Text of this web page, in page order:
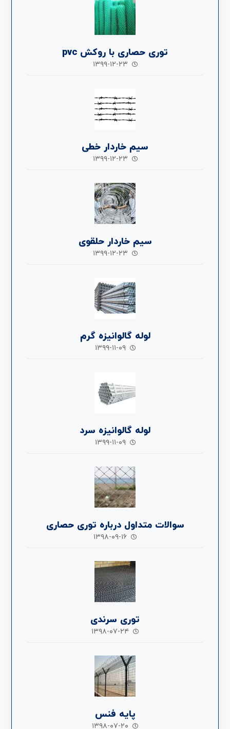
توری حصاری با روکش pvc
۱۳۹۹-۱۲-۲۳
سیم خاردار خطی
۱۳۹۹-۱۲-۲۳
سیم خاردار حلقوی
۱۳۹۹-۱۲-۲۳
لوله گالوانیزه گرم
۱۳۹۹-۱۱-۰۹
لوله گالوانیزه سرد
۱۳۹۹-۱۱-۰۹
سوالات متداول درباره توری حصاری
۱۳۹۸-۰۹-۱۶
توری سرندی
۱۳۹۸-۰۷-۲۴
پایه فنس
۱۳۹۸-۰۷-۲۰